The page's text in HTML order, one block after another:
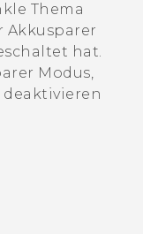
Thema
Akkusparer
hat.
Modus,
deaktivieren